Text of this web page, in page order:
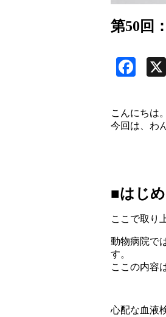
第50回
こんにちは
今回は、わ
■はじ
ここで取り
動物病院で
す。
ここの内容
心配な血液